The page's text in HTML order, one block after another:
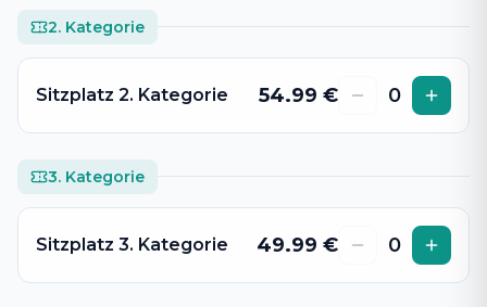
2. Kategorie
Sitzplatz 2. Kategorie 54.99 € 0
3. Kategorie
Sitzplatz 3. Kategorie 49.99 € 0